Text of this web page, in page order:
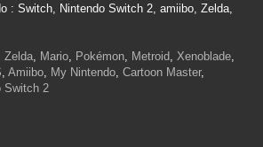
: Switch, Nintendo Switch 2, amiibo, Zelda,
Zelda, Mario, Pokémon, Metroid, Xenoblade,
, Amiibo, My Nintendo, Cartoon Master,
Switch 2